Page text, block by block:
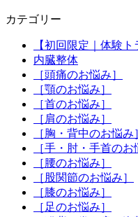
カテゴリー
【初回限定｜体験ト
内臓整体
［頭痛のお悩み］
［顎のお悩み］
［首のお悩み］
［肩のお悩み］
［胸・背中のお悩み
［手・肘・手首のお
［腰のお悩み］
［股関節のお悩み］
［膝のお悩み］
［足のお悩み］